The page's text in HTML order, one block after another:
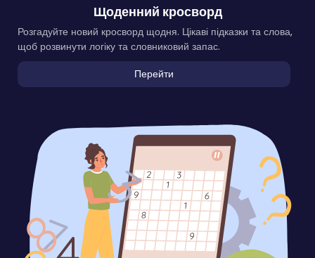
Щоденний кросворд
Розгадуйте новий кросворд щодня. Цікаві підказки та слова,
щоб розвинути логіку та словниковий запас.
Перейти